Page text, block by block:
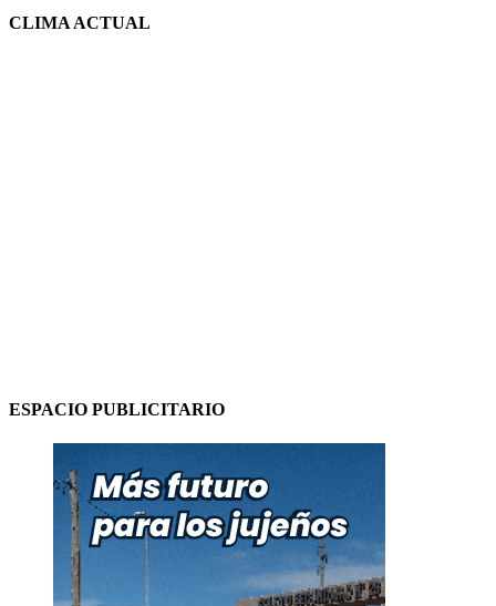
CLIMA ACTUAL
ESPACIO PUBLICITARIO